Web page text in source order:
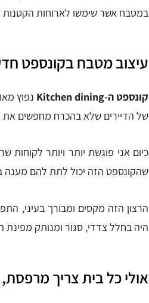
במטבח אשר שימשו לארוחות הקטנות
עיצוב מטבח בקונספט
קונספט ה-Kitchen dining
נפוץ
של הדיירים שלא בהכרח מחפשים את
כיום אני פוגשת יותר ויותר
שהקונספט הזה יכול לתת להם מענה
הרצון הזה מקסים ומבורך בעיני,
היה בחלל צדדי, סגור ומנותק מפינת
אולי כל בית צריך